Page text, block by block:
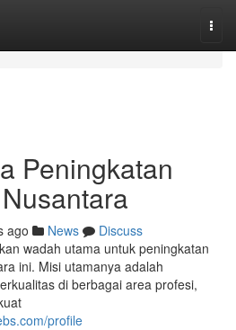
Peningkatan
ago News
Discuss
wadah utama untuk peningkatan
ini. Misi utamanya adalah
di berbagai area profesi,
profile